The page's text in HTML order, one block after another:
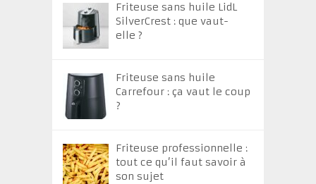
Friteuse sans huile LidL
SilverCrest : que vaut-
elle ?
Friteuse sans huile
Carrefour : ça vaut le coup
?
Friteuse professionnelle :
tout ce qu’il faut savoir à
son sujet